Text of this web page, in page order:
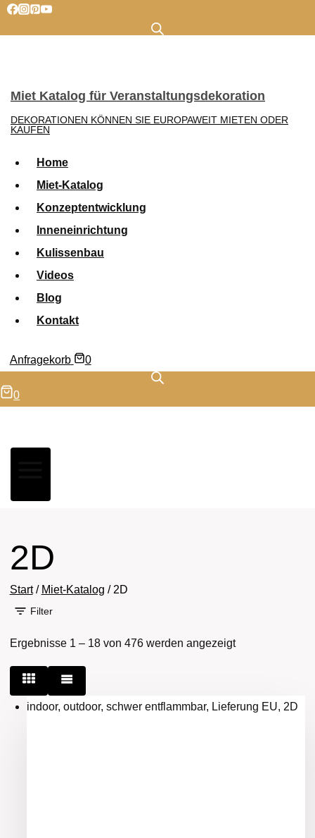
Zum
Inhalt
Miet Katalog für Veranstaltungsdekoration
DEKORATIONEN KÖNNEN SIE EUROPAWEIT MIETEN ODER
KAUFEN
Home
Miet-Katalog
Konzeptentwicklung
Inneneinrichtung
Kulissenbau
Videos
Blog
Kontakt
Anfragekorb 0
0
2D
Start / Miet-Katalog / 2D
Filter
Ergebnisse 1 – 18 von 476 werden angezeigt
indoor, outdoor, schwer entflammbar, Lieferung EU, 2D